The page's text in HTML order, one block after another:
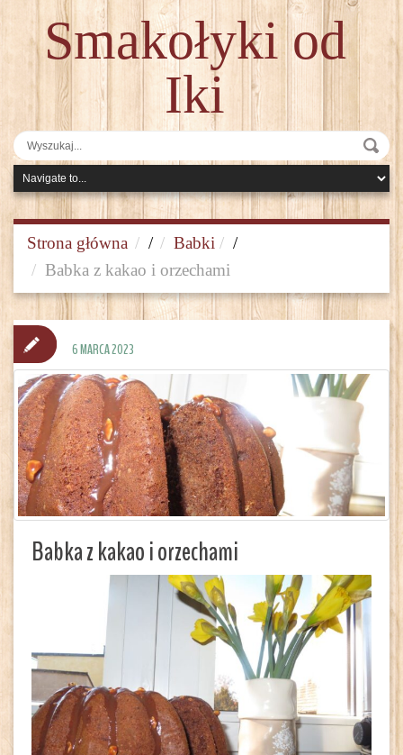
Smakołyki od
Iki
Strona główna / Babki
/
Babka z kakao i orzechami
Babka z kakao i orzechami
6 MARCA 2023